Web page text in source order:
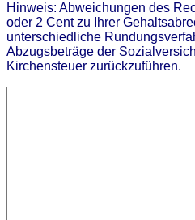
Hinweis: Abweichungen des
oder 2 Cent zu Ihrer
unterschiedliche
Abzugsbeträge der
Kirchensteuer zurückzuführen.